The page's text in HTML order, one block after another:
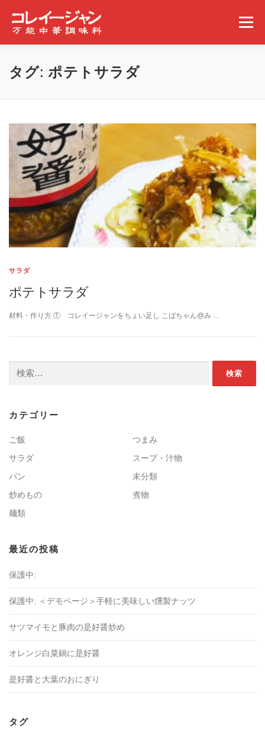
メニュー
ホーム コレイージャンとは
問い合わせ
タグ: ポテトサラダ
サラダ
ポテトサラダ
材料・作り方 ① コレイージャンをちょい足し こばちゃん@み …
検索:
カテゴリー
ご飯
つまみ
サラダ
スープ・汁物
パン
未分類
炒めもの
煮物
麺類
最近の投稿
保護中:
保護中: ＜デモページ＞手軽に美味しい燻製ナッツ
サツマイモと豚肉の是好醤炒め
オレンジ白菜鍋に是好醤
是好醤と大葉のおにぎり
タグ